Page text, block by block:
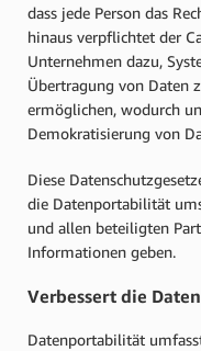
dass jede Person das
hinaus verpflichtet der
Unternehmen dazu,
Übertragung von Daten
ermöglichen, wodurch
Demokratisierung von
Diese
die Datenportabilität
und allen beteiligten
Informationen geben.
Verbessert die
Datenportabilität